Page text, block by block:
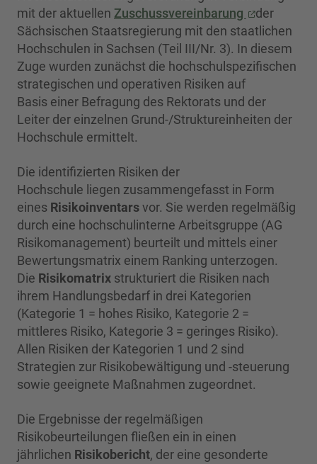
mit der aktuellen Zuschussvereinbarung
der
Sächsischen Staatsregierung mit den staatlichen
Hochschulen in Sachsen (Teil III/Nr. 3). In diesem
Zuge wurden zunächst die hochschulspezifischen
strategischen und operativen Risiken auf
Basis einer Befragung des Rektorats und der
Leiter der einzelnen Grund-/Struktureinheiten der
Hochschule ermittelt.
Die identifizierten Risiken der
Hochschule liegen zusammengefasst in Form
eines Risikoinventarsvor. Sie werden regelmäßig
durch eine hochschulinterne Arbeitsgruppe (AG
Risikomanagement) beurteilt und mittels einer
Bewertungsmatrix einem Ranking unterzogen.
Die Risikomatrix strukturiert die Risiken nach
ihrem Handlungsbedarf in drei Kategorien
(Kategorie 1 = hohes Risiko, Kategorie 2 =
mittleres Risiko, Kategorie 3 = geringes Risiko).
Allen Risiken der Kategorien 1 und 2 sind
Strategien zur Risikobewältigung und -steuerung
sowie geeignete Maßnahmen zugeordnet.
Die Ergebnisse der regelmäßigen
Risikobeurteilungen fließen ein in einen
jährlichen Risikobericht, der eine gesonderte